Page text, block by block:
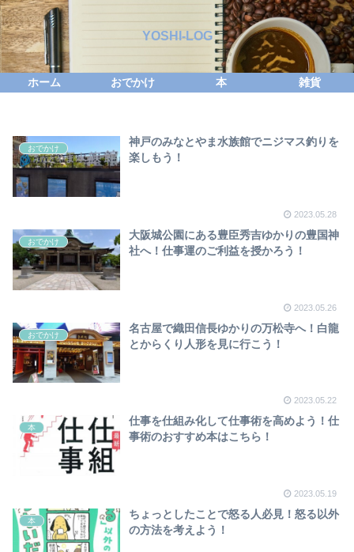
YOSHI-LOG
ホーム おでかけ 本 雑貨
おでかけ
神戸のみなとやま水族館でニジマス釣りを
楽しもう！
2023.05.28
おでかけ
大阪城公園にある豊臣秀吉ゆかりの豊国神
社へ！仕事運のご利益を授かろう！
2023.05.26
おでかけ
名古屋で織田信長ゆかりの万松寺へ！白龍
とからくり人形を見に行こう！
2023.05.22
本
仕事を仕組み化して仕事術を高めよう！仕
事術のおすすめ本はこちら！
2023.05.19
本
ちょっとしたことで怒る人必見！怒る以外
の方法を考えよう！